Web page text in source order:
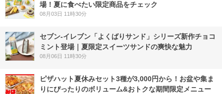
場！夏に食べたい限定商品をチェック
08月03日 11時30分
セブン‐イレブン「よくばりサンド」シリーズ新作チョコ
ミント登場｜夏限定スイーツサンドの爽快な魅力
08月06日 11時30分
ピザハット夏休みセット3種が3,000円から！お盆や集ま
りにぴったりのボリューム&おトクな期間限定メニュー